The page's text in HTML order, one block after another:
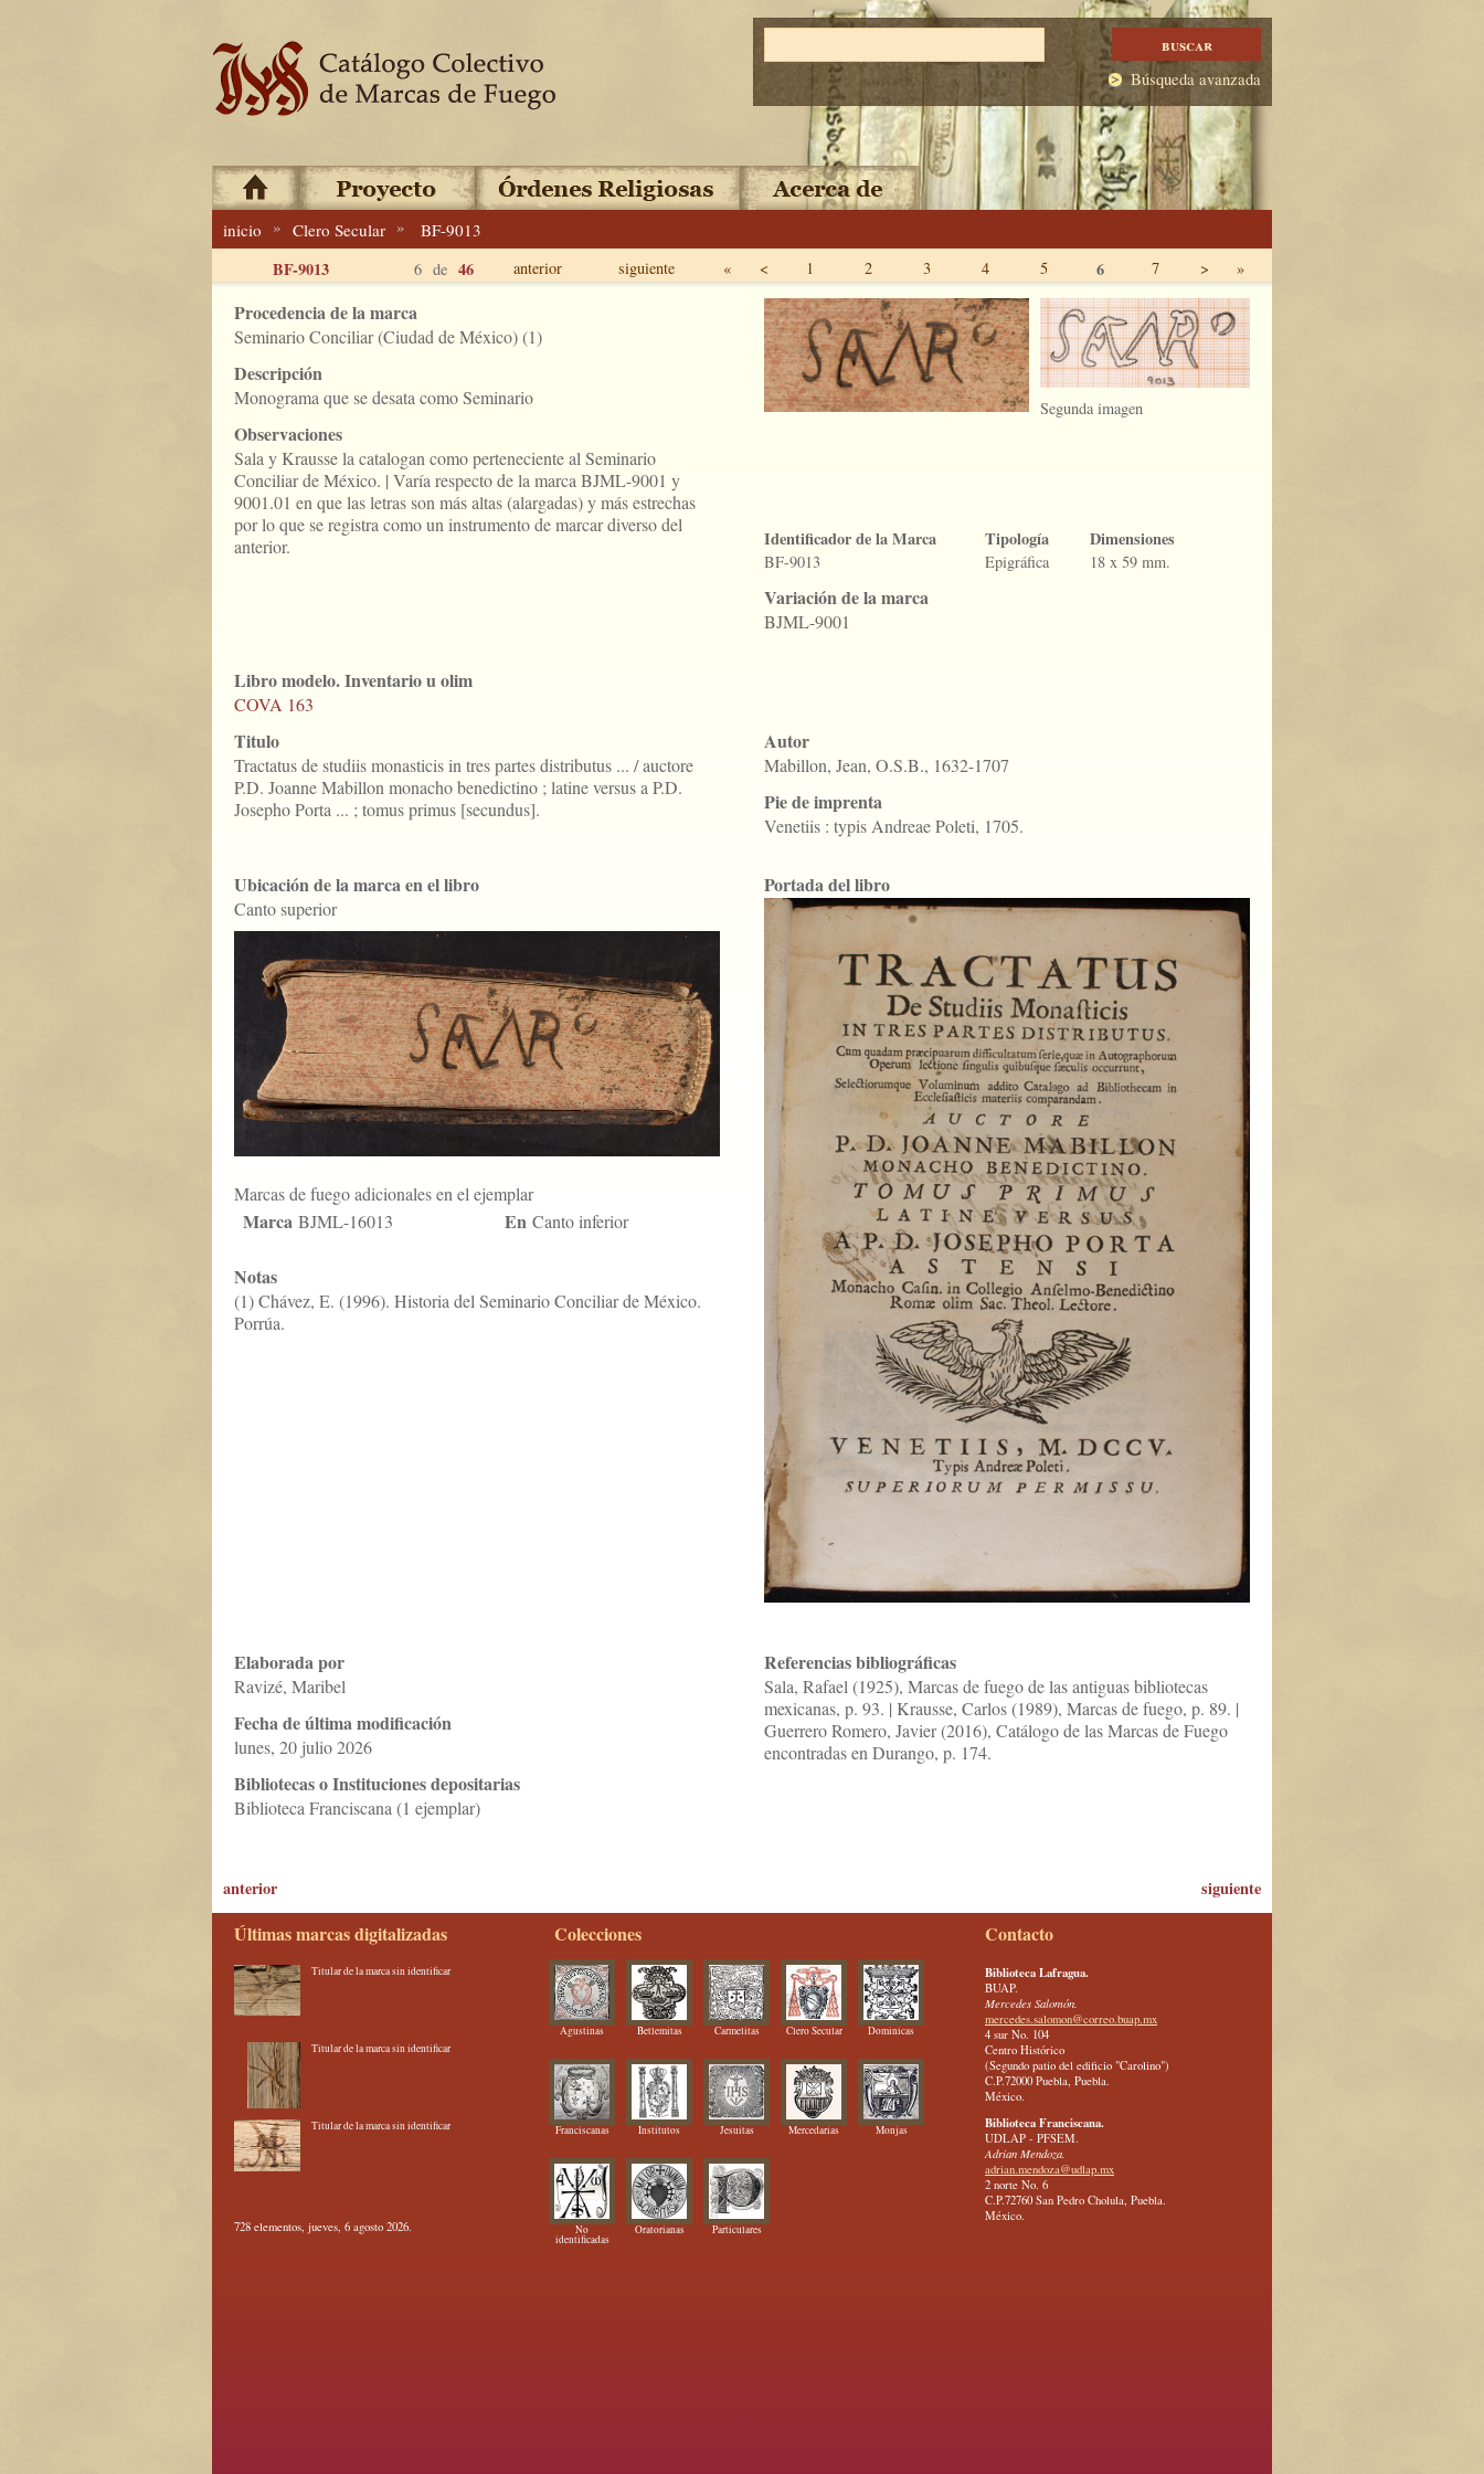
Búsqueda avanzada
inicio » Clero Secular » BF-9013
BF-9013 6 de 46 anterior siguiente « < 1 2 3 4 5 6 7 > »
Procedencia de la marca
Seminario Conciliar (Ciudad de México) (1)
Descripción
Monograma que se desata como Seminario
Observaciones
Sala y Krausse la catalogan como perteneciente al Seminario
Conciliar de México. | Varía respecto de la marca BJML-9001 y
9001.01 en que las letras son más altas (alargadas) y más estrechas
por lo que se registra como un instrumento de marcar diverso del
anterior.
Segunda imagen
Identificador de la Marca
BF-9013
Tipología
Epigráfica
Dimensiones
18 x 59 mm.
Variación de la marca
BJML-9001
Libro modelo. Inventario u olim
COVA 163
Titulo
Tractatus de studiis monasticis in tres partes distributus ... / auctore
P.D. Joanne Mabillon monacho benedictino ; latine versus a P.D.
Josepho Porta ... ; tomus primus [secundus].
Autor
Mabillon, Jean, O.S.B., 1632-1707
Pie de imprenta
Venetiis : typis Andreae Poleti, 1705.
Ubicación de la marca en el libro
Canto superior
Marcas de fuego adicionales en el ejemplar
Marca BJML-16013 En Canto inferior
Notas
(1) Chávez, E. (1996). Historia del Seminario Conciliar de México.
Porrúa.
Portada del libro
Elaborada por
Ravizé, Maribel
Fecha de última modificación
lunes, 20 julio 2026
Bibliotecas o Instituciones depositarias
Biblioteca Franciscana (1 ejemplar)
Referencias bibliográficas
Sala, Rafael (1925), Marcas de fuego de las antiguas bibliotecas
mexicanas, p. 93. | Krausse, Carlos (1989), Marcas de fuego, p. 89. |
Guerrero Romero, Javier (2016), Catálogo de las Marcas de Fuego
encontradas en Durango, p. 174.
anterior siguiente
Últimas marcas digitalizadas
Titular de la marca sin identificar
Titular de la marca sin identificar
Titular de la marca sin identificar
728 elementos, jueves, 6 agosto 2026.
Colecciones
Agustinas Betlemitas Carmelitas Clero Secular Dominicas
Franciscanas Institutos Jesuitas Mercedarias Monjas
No
identificadas
Oratorianas Particulares
Contacto
Biblioteca Lafragua.
BUAP.
Mercedes Salomón.
mercedes.salomon@correo.buap.mx
4 sur No. 104
Centro Histórico
(Segundo patio del edificio "Carolino")
C.P.72000 Puebla, Puebla.
México.
Biblioteca Franciscana.
UDLAP - PFSEM.
Adrian Mendoza.
adrian.mendoza@udlap.mx
2 norte No. 6
C.P.72760 San Pedro Cholula, Puebla.
México.